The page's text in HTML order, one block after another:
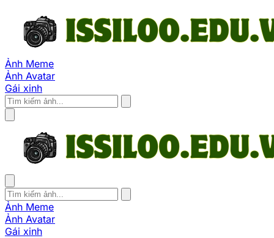
Ảnh Meme
Ảnh Avatar
Gái xinh
Ảnh Meme
Ảnh Avatar
Gái xinh